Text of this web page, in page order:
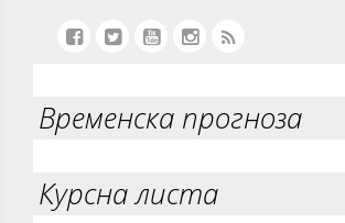
Временска прогноза
Курсна листа